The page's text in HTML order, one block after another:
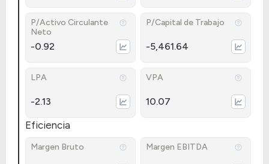
P/Activo Circulante
Neto
-0.92
P/Capital de Trabajo
-5,461.64
LPA
-2.13
VPA
10.07
Eficiencia
Margen Bruto Margen EBITDA